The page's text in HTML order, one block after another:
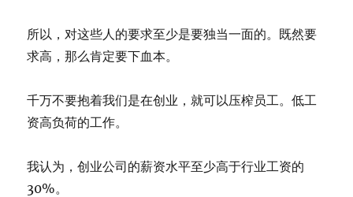
所以，对这些人的要求至少是要独当一面的。既然要
求高，那么肯定要下血本。
千万不要抱着我们是在创业，就可以压榨员工。低工
资高负荷的工作。
我认为，创业公司的薪资水平至少高于行业工资的
30%。